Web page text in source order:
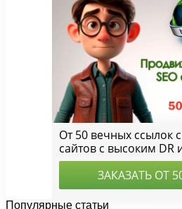
Популярные статьи